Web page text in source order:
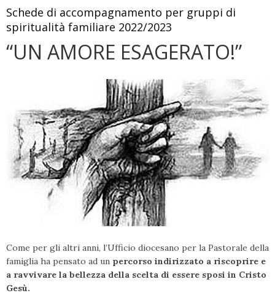
Schede di accompagnamento per gruppi di
spiritualità familiare 2022/2023
“UN AMORE ESAGERATO!”
Come per gli altri anni, l’Ufficio diocesano per la Pastorale della
famiglia ha pensato ad un percorso indirizzato a riscoprire e
a ravvivare la bellezza della scelta di essere sposi in Cristo
Gesù.